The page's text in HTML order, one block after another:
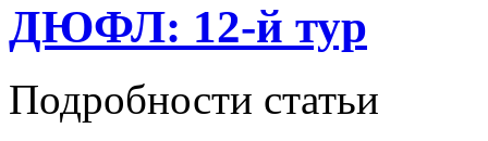
ДЮФЛ: 12-й тур
Подробности статьи